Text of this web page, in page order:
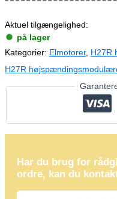
Aktuel tilgængelighed:
på lager
Kategorier: Elmotorer, H27R
H27R
Har du brug for
ordre, kan du